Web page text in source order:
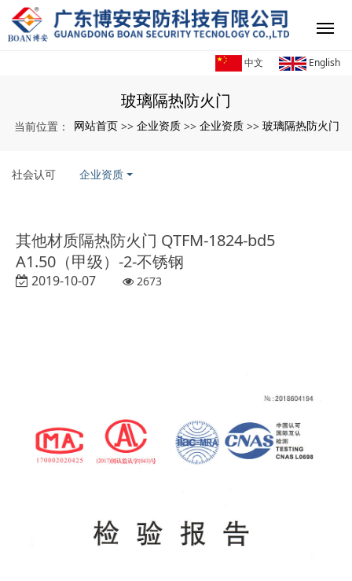
中文 English
玻璃隔热防火门
当前位置： 网站首页 >> 企业资质 >> 企业资质 >> 玻璃隔热防火门
社会认可 企业资质
其他材质隔热防火门 QTFM-1824-bd5
A1.50（甲级）-2-不锈钢
2019-10-07 2673